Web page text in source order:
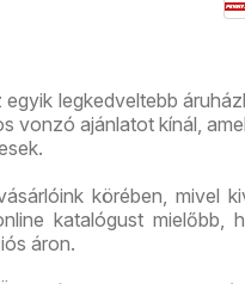
legkedveltebb
vonzó ajánlatot kínál,
körében, mivel
katalógust mielőbb,
áron.